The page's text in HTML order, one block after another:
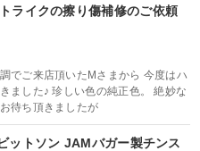
ライクの擦り傷補修のご依頼
でご来店頂いたMさまから 今度はハ
ました♪ 珍しい色の純正色。 絶妙な
待ち頂きましたが
ットソン JAMバガー製チンス